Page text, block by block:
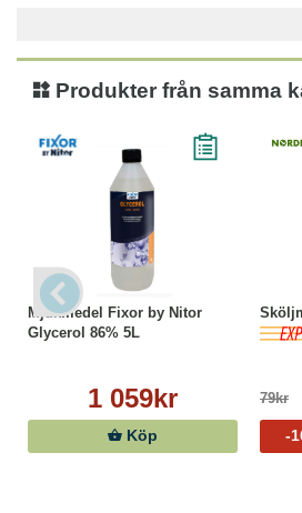
Produkter från samma
Mjukmedel Fixor by Nitor
Glycerol 86% 5L
1 059kr
Köp
79kr
-